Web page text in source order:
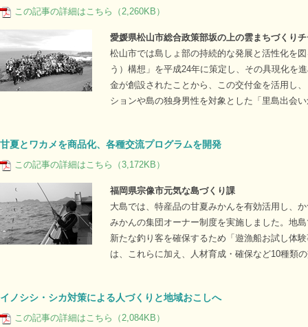
この記事の詳細はこちら（2,260KB）
愛媛県松山市総合政策部坂の上の雲まちづくり
松山市では島しょ部の持続的な発展と活性化を
う）構想」を平成24年に策定し、その具現化を
金が創設されたことから、この交付金を活用し
ションや島の独身男性を対象とした「里島出会
甘夏とワカメを商品化、各種交流プログラムを開発
この記事の詳細はこちら（3,172KB）
福岡県宗像市元気な島づくり課
大島では、特産品の甘夏みかんを有効活用し、
みかんの集団オーナー制度を実施しました。地
新たな釣り客を確保するため「遊漁船お試し体
は、これらに加え、人材育成・確保など10種類
イノシシ・シカ対策による人づくりと地域おこしへ
この記事の詳細はこちら（2,084KB）